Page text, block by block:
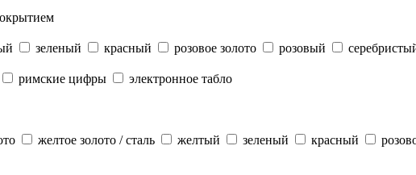
зеленый красный розовое золото розовый
римские цифры
электронное табло
желтое золото / сталь желтый зеленый красный